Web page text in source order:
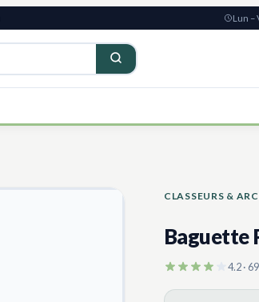
Lun –
CLASSEURS &
Baguette
4.2 ·